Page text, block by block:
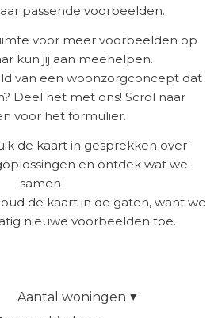
passende voorbeelden.
voor meer voorbeelden op
kun jij aan meehelpen.
van een woonzorgconcept dat
Deel het met ons! Scrol naar
voor het formulier.
de kaart in gesprekken over
en ontdek wat we
samen
de kaart in de gaten, want we
nieuwe voorbeelden toe.